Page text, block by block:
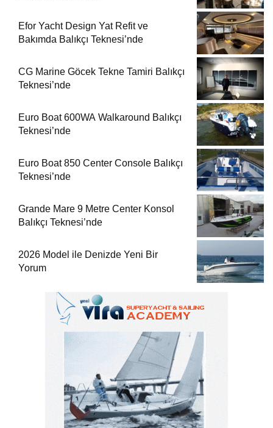
Efor Yacht Design Yat Refit ve
Bakımda Balıkçı Teknesi’nde
CG Marine Göcek Tekne Tamiri Balıkçı
Teknesi’nde
Euro Boat 600WA Walkaround Balıkçı
Teknesi’nde
Euro Boat 850 Center Console Balıkçı
Teknesi’nde
Grande Mare 9 Metre Center Konsol
Balıkçı Teknesi’nde
2026 Model ile Denizde Yeni Bir
Yorum